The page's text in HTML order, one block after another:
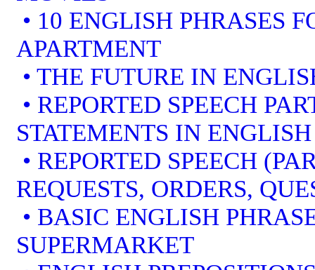
• 10 ENGLISH PHRASES
APARTMENT
• THE FUTURE IN
• REPORTED SPEECH
STATEMENTS IN ENGLISH
• REPORTED SPEECH
REQUESTS, ORDERS,
• BASIC ENGLISH
SUPERMARKET